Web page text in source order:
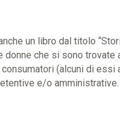
un libro dal titolo
che si sono
(alcuni di
e/o amministrative.